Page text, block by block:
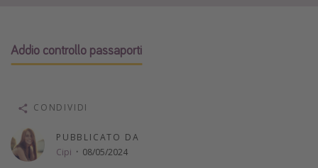
Vacanze estate 2026
Vacanze di Pasqua 2026
Vacanze con bambini
Vacanze al mare
Viaggi per single
Addio controllo passaporti
PUBBLICATO DA
Cipi · 08/05/2024
CONDIVIDI